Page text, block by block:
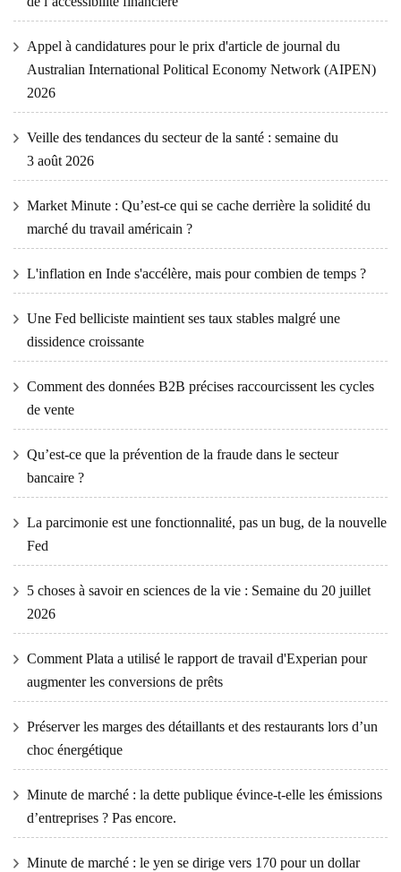
Appel à candidatures pour le prix d'article de journal du
Australian International Political Economy Network (AIPEN)
2026
Veille des tendances du secteur de la santé : semaine du
3 août 2026
Market Minute : Qu’est-ce qui se cache derrière la solidité du
marché du travail américain ?
L'inflation en Inde s'accélère, mais pour combien de temps ?
Une Fed belliciste maintient ses taux stables malgré une
dissidence croissante
Comment des données B2B précises raccourcissent les cycles
de vente
Qu’est-ce que la prévention de la fraude dans le secteur
bancaire ?
La parcimonie est une fonctionnalité, pas un bug, de la nouvelle
Fed
5 choses à savoir en sciences de la vie : Semaine du 20 juillet
2026
Comment Plata a utilisé le rapport de travail d'Experian pour
augmenter les conversions de prêts
Préserver les marges des détaillants et des restaurants lors d’un
choc énergétique
Minute de marché : la dette publique évince-t-elle les émissions
d’entreprises ? Pas encore.
Minute de marché : le yen se dirige vers 170 pour un dollar